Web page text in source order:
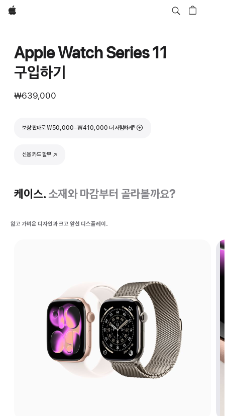
Apple
Apple Watch Series 11
구입하기
₩639,000
보상 판매로 ₩50,000–₩410,000 더 저렴하게
각주
¶
신용 카드 할부
(새 창에서 열림)
케이스.소재와 마감부터 골라볼까요?
얇고 가벼운 디자인과 크고 앞선 디스플레이.